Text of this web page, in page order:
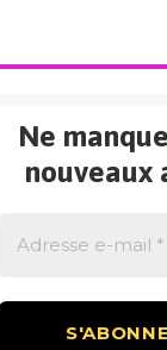
Ne
nouveaux